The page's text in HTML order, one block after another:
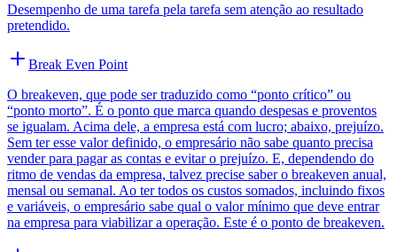
Desempenho de uma tarefa pela tarefa sem atenção ao resultado
pretendido.
Break Even Point
O breakeven, que pode ser traduzido como “ponto crítico” ou
“ponto morto”. É o ponto que marca quando despesas e proventos
se igualam. Acima dele, a empresa está com lucro; abaixo, prejuízo.
Sem ter esse valor definido, o empresário não sabe quanto precisa
vender para pagar as contas e evitar o prejuízo. E, dependendo do
ritmo de vendas da empresa, talvez precise saber o breakeven anual,
mensal ou semanal. Ao ter todos os custos somados, incluindo fixos
e variáveis, o empresário sabe qual o valor mínimo que deve entrar
na empresa para viabilizar a operação. Este é o ponto de breakeven.